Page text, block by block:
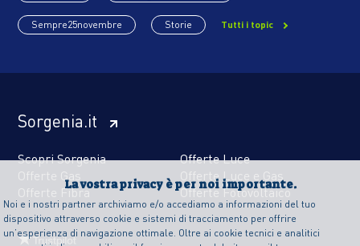
La vostra privacy è per noi importante.
Noi e i nostri partner archiviamo e/o accediamo a informazioni del tuo
dispositivo attraverso cookie e sistemi di tracciamento per offrire
un’esperienza di navigazione ottimale. Oltre ai cookie tecnici e analitici
Sempre25novembre Storie Tutti i topic
Sorgenia.it
Scopri Sorgenia
Offerte Luce
Offerte Gas
Offerte Luce e Gas
Offerte Fibra
Offerte Fotovoltaico